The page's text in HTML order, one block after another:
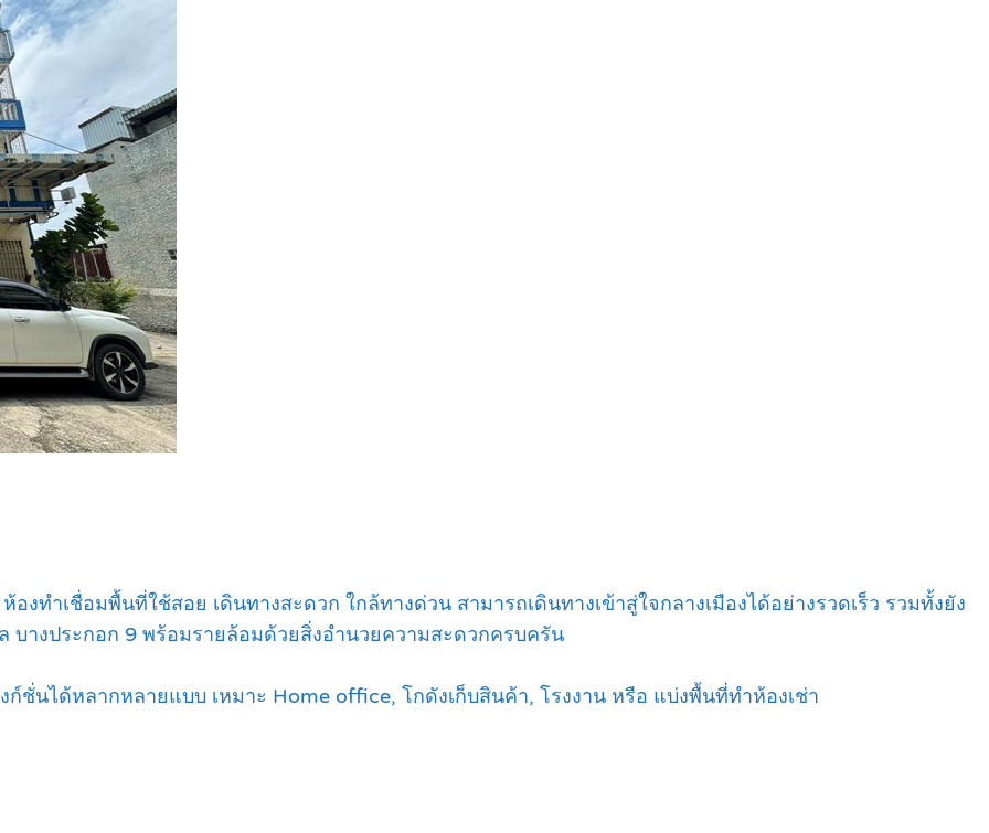
ำเชื่อมพื้นที่ใช้สอย เดินทางสะดวก ใกล้ทางด่วน สามารถเดินทางเข้าสู่ใจกลางเมืองได้อย่างรวดเร็ว รวมทั้งยัง
บางประกอก 9 พร้อมรายล้อมด้วยสิ่งอำนวยความสะดวกครบครัน
นได้หลากหลายแบบ เหมาะ Home office, โกดังเก็บสินค้า, โรงงาน หรือ แบ่งพื้นที่ทำห้องเช่า